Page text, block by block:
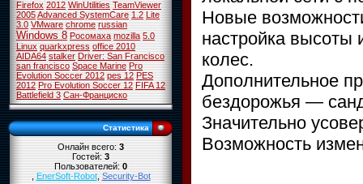
Firefox 2012 WinUtilities TeamViewer
2005Advanced SystemCare 1.2 Lite
3.0 VMware chrome russian
Windows 8 Росомаха mozilla 5.0
Linux quarkxpress office 2010
AIDA64 stalker Driver: San Francisco
san francisco Space Marine Pro
Evolution Soccer 2012 pes 12 PES
2012 Pro Evolution Soccer 12 FIFA 12
Battlefield 3 Сан-Франциско
Статистика
Онлайн всего:3
Гостей:3
Пользователей:0
,EnerSoft-Robot,Security-Bot
Новые
настройка высоты
колес.
Дополнительное
бездорожья —
Значительно
Возможность